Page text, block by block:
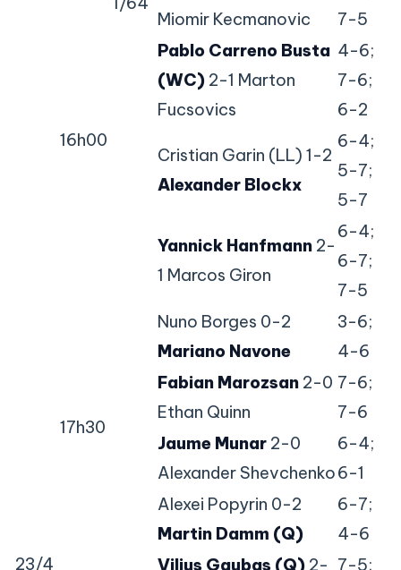
23/4
16h00
Miomir Kecmanovic
7-5
Pablo Carreno Busta
(WC) 2-1 Marton
Fucsovics
4-6;
7-6;
6-2
Cristian Garin (LL) 1-2
Alexander Blockx
6-4;
5-7;
5-7
Yannick Hanfmann 2-
1 Marcos Giron
6-4;
6-7;
7-5
17h30
Nuno Borges 0-2
Mariano Navone
3-6;
4-6
Fabian Marozsan 2-0
Ethan Quinn
7-6;
7-6
Jaume Munar 2-0
Alexander Shevchenko
6-4;
6-1
Alexei Popyrin 0-2
Martin Damm (Q)
6-7;
4-6
Vilius Gaubas (Q) 2- 7-5;